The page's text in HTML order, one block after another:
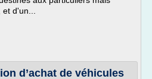
d'un...
d’achat de véhicules